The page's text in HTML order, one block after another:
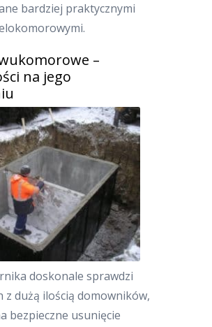
bardziej praktycznymi
–
na jego
doskonale sprawdzi
z dużą ilością domowników,
bezpieczne usunięcie